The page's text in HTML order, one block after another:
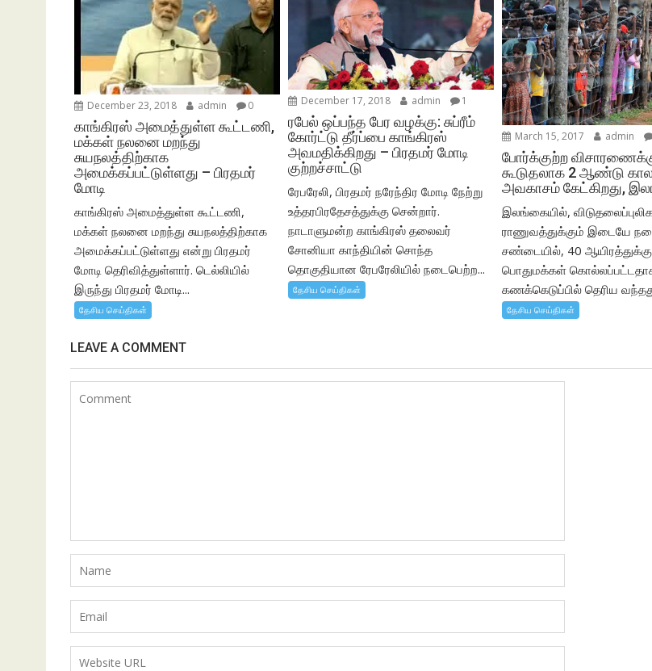
December 23, 2018 admin 0
காங்கிரஸ் அமைத்துள்ள கூட்டணி,
மக்கள் நலனை மறந்து
சுயநலத்திற்காக
அமைக்கப்பட்டுள்ளது – பிரதமர்
மோடி
காங்கிரஸ் அமைத்துள்ள கூட்டணி,
மக்கள் நலனை மறந்து சுயநலத்திற்காக
அமைக்கப்பட்டுள்ளது என்று பிரதமர்
மோடி தெரிவித்துள்ளார். டெல்லியில்
இருந்து பிரதமர் மோடி...
தேசிய செய்திகள்
December 17, 2018 admin 1
ரபேல் ஒப்பந்த பேர வழக்கு: சுப்ரீம்
கோர்ட்டு தீர்ப்பை காங்கிரஸ்
அவமதிக்கிறது – பிரதமர் மோடி
குற்றச்சாட்டு
ரேபரேலி, பிரதமர் நரேந்திர மோடி நேற்று
உத்தரபிரதேசத்துக்கு சென்றார்.
நாடாளுமன்ற காங்கிரஸ் தலைவர்
சோனியா காந்தியின் சொந்த
தொகுதியான ரேபரேலியில் நடைபெற்ற...
தேசிய செய்திகள்
March 15, 2017 admin
போர்க்குற்ற
கூடுதலாக 2 ஆண்டு கால
அவகாசம் கேட்கிறது,
இலங்கையில்,
ராணுவத்துக்கும் இடையே
சண்டையில், 40
பொதுமக்கள்
கணக்கெடுப்பில் தெரிய
தேசிய செய்திகள்
LEAVE A COMMENT